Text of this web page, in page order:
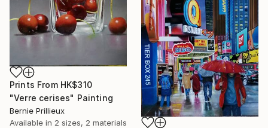
Prints From HK$310
"Verre cerises" Painting
Bernie Prillieux
Available in 2 sizes, 2 materials